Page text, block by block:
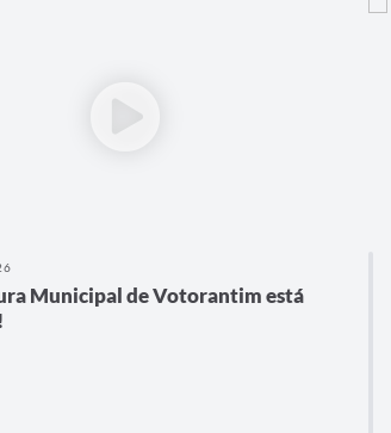
Municipal de Votorantim está